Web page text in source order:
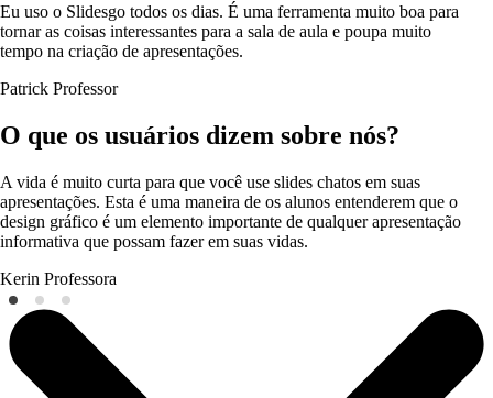
Eu uso o Slidesgo todos os dias. É uma ferramenta muito boa para
tornar as coisas interessantes para a sala de aula e poupa muito
tempo na criação de apresentações.
Patrick Professor
O que os usuários dizem sobre nós?
A vida é muito curta para que você use slides chatos em suas
apresentações. Esta é uma maneira de os alunos entenderem que o
design gráfico é um elemento importante de qualquer apresentação
informativa que possam fazer em suas vidas.
Kerin Professora